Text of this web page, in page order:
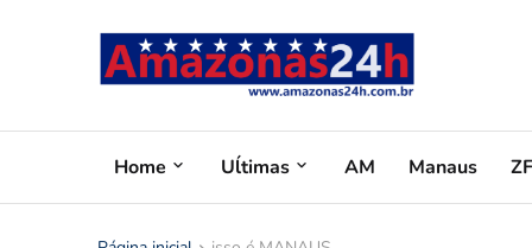
Home Uĺtimas AM Manaus